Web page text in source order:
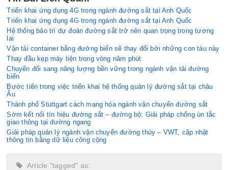
Triển khai ứng dụng 4G trong ngành đường sắt tại Anh Quốc
Triển khai ứng dụng 4G trong ngành đường sắt tại Anh Quốc
Hệ thống bảo trì dự đoán đường sắt trở nên quan trọng trong tương
lai
Vận tải container bằng đường biển sẽ thay đổi bởi những con tàu này
Thay đầu kẹp máy tiện trong vòng năm phút
Chuyển đổi sang năng lượng bền vững trong ngành vận tải đường
biển
Bước tiến trong việc triển khai hệ thống quản lý đường sắt tại châu
Âu
Thành phố Stuttgart cách mạng hóa ngành vận chuyển đường sắt
Sớm kết nối tín hiệu đường sắt – đường bộ: Giải pháp chống ùn tắc
giao thông tại đường ngang
Giải pháp quản lý ngành vận chuyển đường thủy – VWT, cập nhật
thông tin bằng dữ liệu công cộng
Article "tagged" as: